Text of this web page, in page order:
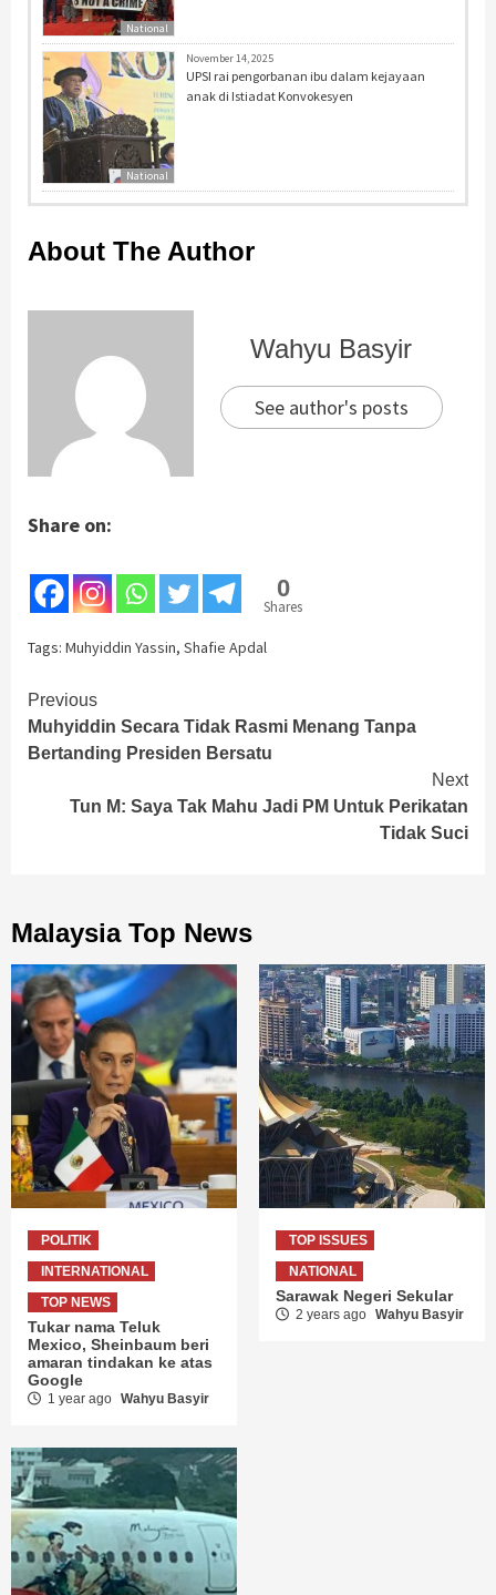
National
National
November 14, 2025
UPSI rai pengorbanan ibu dalam kejayaan
anak di Istiadat Konvokesyen
About The Author
Wahyu Basyir
See author's posts
Share on:
0
Shares
Tags: Muhyiddin Yassin, Shafie Apdal
Continue
Reading
Previous
Muhyiddin Secara Tidak Rasmi Menang Tanpa
Bertanding Presiden Bersatu
Next
Tun M: Saya Tak Mahu Jadi PM Untuk Perikatan
Tidak Suci
Malaysia Top News
POLITIK
INTERNATIONAL
TOP NEWS
Tukar nama Teluk
Mexico, Sheinbaum beri
amaran tindakan ke atas
Google
1 year ago Wahyu Basyir
TOP ISSUES
NATIONAL
Sarawak Negeri Sekular
2 years ago Wahyu Basyir